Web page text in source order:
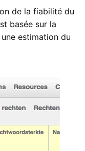
de la fiabilité du
basée sur la
estimation du